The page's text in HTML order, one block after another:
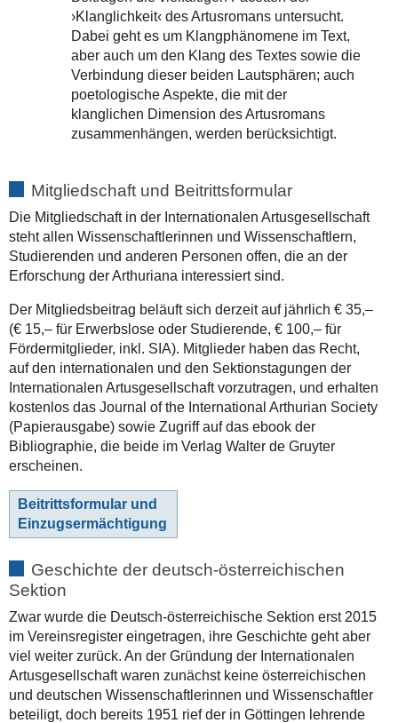
›Klanglichkeit‹ des Artusromans untersucht.
Dabei geht es um Klangphänomene im Text,
aber auch um den Klang des Textes sowie die
Verbindung dieser beiden Lautsphären; auch
poetologische Aspekte, die mit der
klanglichen Dimension des Artusromans
zusammenhängen, werden berücksichtigt.
Mitgliedschaft und Beitrittsformular
Die Mitgliedschaft in der Internationalen Artusgesellschaft
steht allen Wissenschaftlerinnen und Wissenschaftlern,
Studierenden und anderen Personen offen, die an der
Erforschung der Arthuriana interessiert sind.
Der Mitgliedsbeitrag beläuft sich derzeit auf jährlich € 35,–
(€ 15,– für Erwerbslose oder Studierende, € 100,– für
Fördermitglieder, inkl. SIA). Mitglieder haben das Recht,
auf den internationalen und den Sektionstagungen der
Internationalen Artusgesellschaft vorzutragen, und erhalten
kostenlos das Journal of the International Arthurian Society
(Papierausgabe) sowie Zugriff auf das ebook der
Bibliographie, die beide im Verlag Walter de Gruyter
erscheinen.
Beitrittsformular und
Einzugsermächtigung
Geschichte der deutsch-österreichischen
Sektion
Zwar wurde die Deutsch-österreichische Sektion erst 2015
im Vereinsregister eingetragen, ihre Geschichte geht aber
viel weiter zurück. An der Gründung der Internationalen
Artusgesellschaft waren zunächst keine österreichischen
und deutschen Wissenschaftlerinnen und Wissenschaftler
beteiligt, doch bereits 1951 rief der in Göttingen lehrende